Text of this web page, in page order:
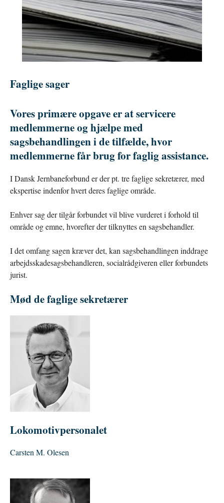
Faglige sager
Vores primære opgave er at servicere
medlemmerne og hjælpe med
sagsbehandlingen i de tilfælde, hvor
medlemmerne får brug for faglig assistance.
I Dansk Jernbaneforbund er der pt. tre faglige sekretærer, med
ekspertise indenfor hvert deres faglige område.
Enhver sag der tilgår forbundet vil blive vurderet i forhold til
område og emne, hvorefter der tilknyttes en sagsbehandler.
I det omfang sagen kræver det, kan sagsbehandlingen inddrage
arbejdsskadesagsbehandleren, socialrådgiveren eller forbundets
jurist.
Mød de faglige sekretærer
Lokomotivpersonalet
Carsten M. Olesen